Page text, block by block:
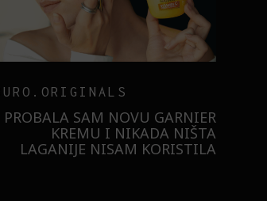
BURO.ORIGINALS
KAKO NAM ŠMINKA POMAŽE
DA POKAŽEMO SVOJE